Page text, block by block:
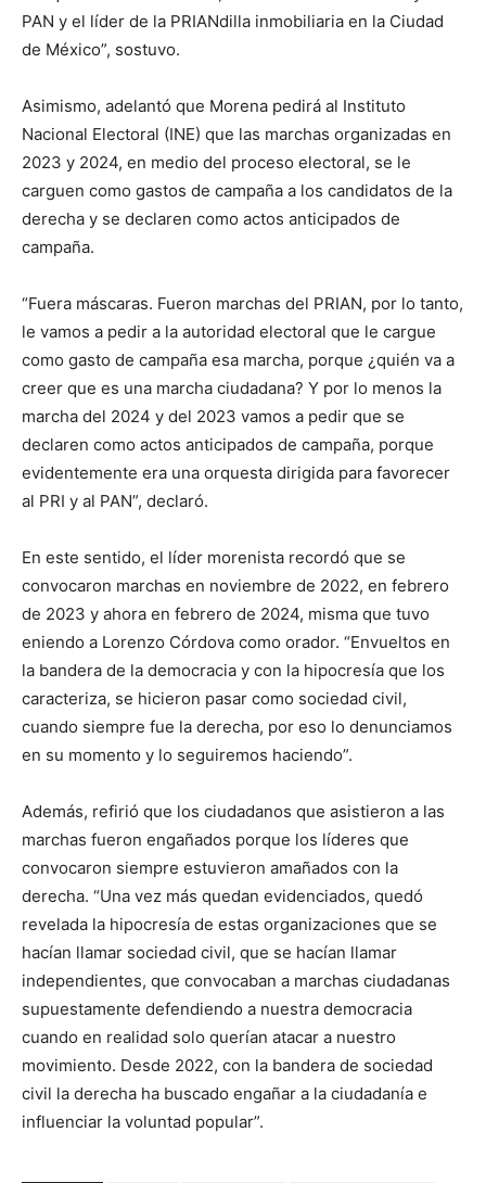
PAN y el líder de la PRIANdilla inmobiliaria en la Ciudad
de México”, sostuvo.
Asimismo, adelantó que Morena pedirá al Instituto
Nacional Electoral (INE) que las marchas organizadas en
2023 y 2024, en medio del proceso electoral, se le
carguen como gastos de campaña a los candidatos de la
derecha y se declaren como actos anticipados de
campaña.
“Fuera máscaras. Fueron marchas del PRIAN, por lo tanto,
le vamos a pedir a la autoridad electoral que le cargue
como gasto de campaña esa marcha, porque ¿quién va a
creer que es una marcha ciudadana? Y por lo menos la
marcha del 2024 y del 2023 vamos a pedir que se
declaren como actos anticipados de campaña, porque
evidentemente era una orquesta dirigida para favorecer
al PRI y al PAN”, declaró.
En este sentido, el líder morenista recordó que se
convocaron marchas en noviembre de 2022, en febrero
de 2023 y ahora en febrero de 2024, misma que tuvo
eniendo a Lorenzo Córdova como orador. “Envueltos en
la bandera de la democracia y con la hipocresía que los
caracteriza, se hicieron pasar como sociedad civil,
cuando siempre fue la derecha, por eso lo denunciamos
en su momento y lo seguiremos haciendo”.
Además, refirió que los ciudadanos que asistieron a las
marchas fueron engañados porque los líderes que
convocaron siempre estuvieron amañados con la
derecha. “Una vez más quedan evidenciados, quedó
revelada la hipocresía de estas organizaciones que se
hacían llamar sociedad civil, que se hacían llamar
independientes, que convocaban a marchas ciudadanas
supuestamente defendiendo a nuestra democracia
cuando en realidad solo querían atacar a nuestro
movimiento. Desde 2022, con la bandera de sociedad
civil la derecha ha buscado engañar a la ciudadanía e
influenciar la voluntad popular”.